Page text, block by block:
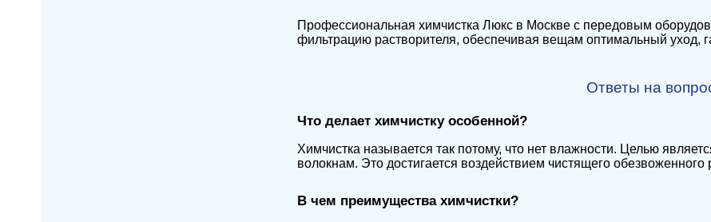
Профессиональная химчистка Люкс в Москве с передовым
фильтрацию растворителя, обеспечивая вещам оптимальный уход,
Ответы на
Что делает химчистку особенной?
Химчистка называется так потому, что нет влажности. Целью
волокнам. Это достигается воздействием чистящего обезвоженного
В чем преимущества химчистки?